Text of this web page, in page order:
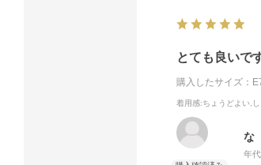
とても良いで
購入したサイズ：
着用感:ちょうどよい,
な
年